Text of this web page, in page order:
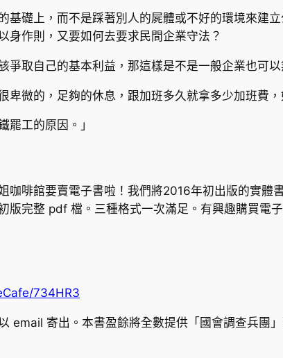
基礎上，而不是踩著別人的屍體或不好的環境來建
身作則，又要如何去要求民間企業守法？
取自己的基本利益，那這樣是不是一般企業也可以
微的，足夠的休息，跟加班多久就拿多少加班費，
罷工的原因。」
咖啡館要賣電子書啦！我們將2016年初出版的實
版完整 pdf 檔。三種格式一次滿足。有興趣購買電
734HR3
email 寄出。本書盈餘將全數提供「國會調查兵團」